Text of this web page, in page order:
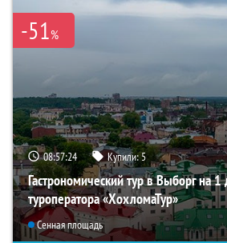
-51%
08:57:22 Купили:5
Гастрономический тур в Выборг на 1
туроператора «ХохломаТур»
Сенная площадь